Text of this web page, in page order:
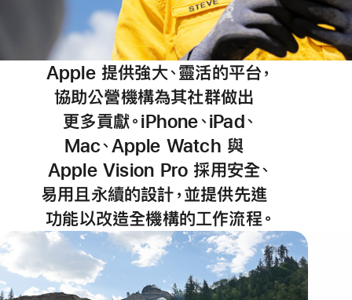
事
業
Apple 提供強大、靈活的平台，
協助公營機構為其社群做出
更多貢獻。iPhone、iPad、
Mac、Apple Watch 與
Apple Vision Pro 採用安全、
易用且永續的設計 ， 並提供先進
功能以改造全機構的工作流程 。